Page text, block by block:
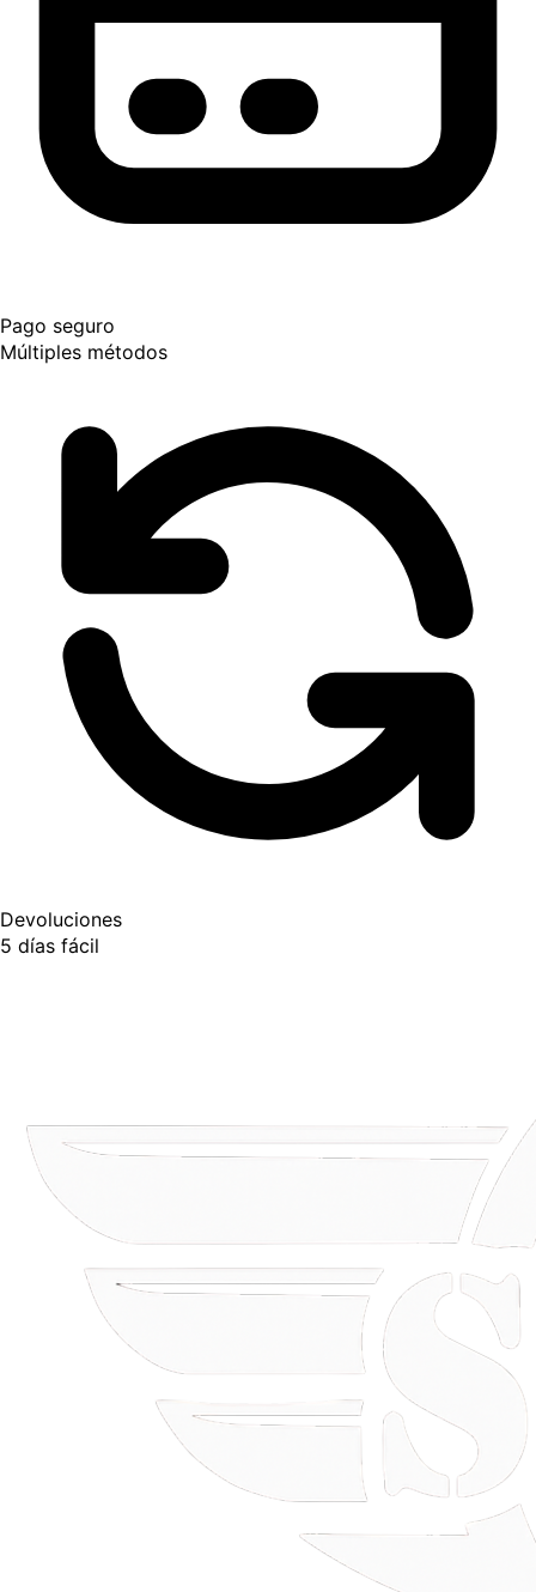
Pago seguro
Múltiples métodos
Devoluciones
5 días fácil